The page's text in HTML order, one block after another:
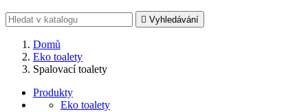
 Vyhledávání
Domů
Eko toalety
Spalovací toalety
Produkty
Eko toalety